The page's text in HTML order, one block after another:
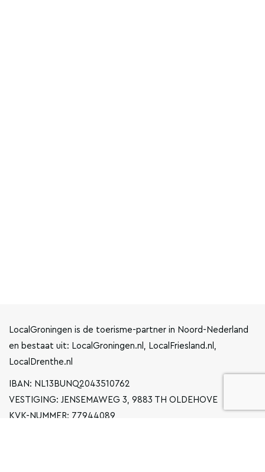
LocalGroningen is de toerisme-partner in Noord-Nederland
en bestaat uit: LocalGroningen.nl, LocalFriesland.nl,
LocalDrenthe.nl
IBAN: NL13BUNQ2043510762
VESTIGING: JENSEMAWEG 3, 9883 TH OLDEHOVE
KVK-NUMMER: 77944089